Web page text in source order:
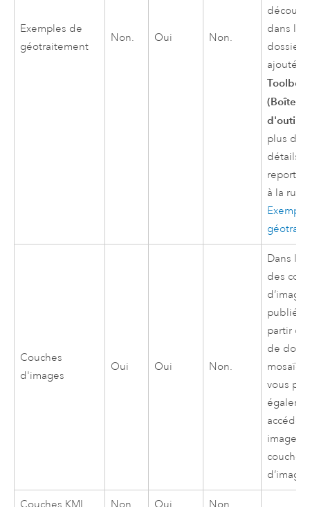
Exemples de
géotraitement
Non. Oui Non.
dans le
dossier
(Boîtes
d'outils)
plus de
détails,
à la
Couches
d'images
Oui Oui Non.
Dans le
des
partir
de
vous
accéder
images
couche